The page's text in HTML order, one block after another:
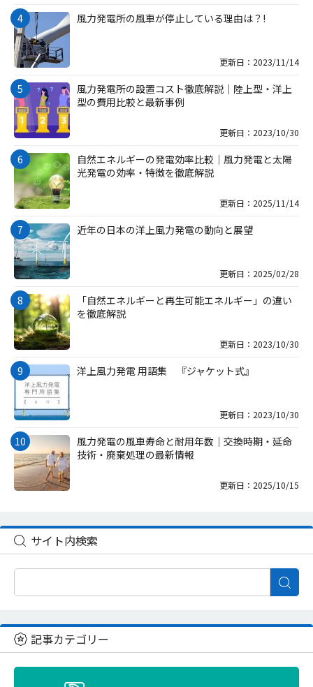
風力発電所の風車が停止している理由は？!
更新日：2023/11/14
風力発電所の設置コスト徹底解説｜陸上型・洋上
型の費用比較と最新事例
更新日：2023/10/30
自然エネルギーの発電効率比較｜風力発電と太陽
光発電の効率・特徴を徹底解説
更新日：2025/11/14
近年の日本の洋上風力発電の動向と展望
更新日：2025/02/28
「自然エネルギーと再生可能エネルギー」の違い
を徹底解説
更新日：2023/10/30
洋上風力発電 用語集 『ジャケット式』
更新日：2023/10/30
風力発電の風車寿命と耐用年数｜交換時期・延命
技術・廃棄処理の最新情報
更新日：2025/10/15
サイト内検索
記事カテゴリー